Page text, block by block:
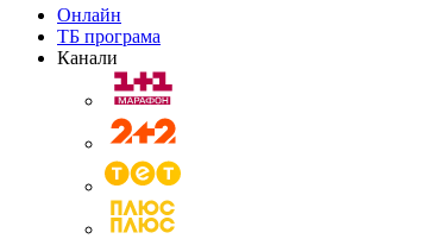
Онлайн
ТБ програма
Канали